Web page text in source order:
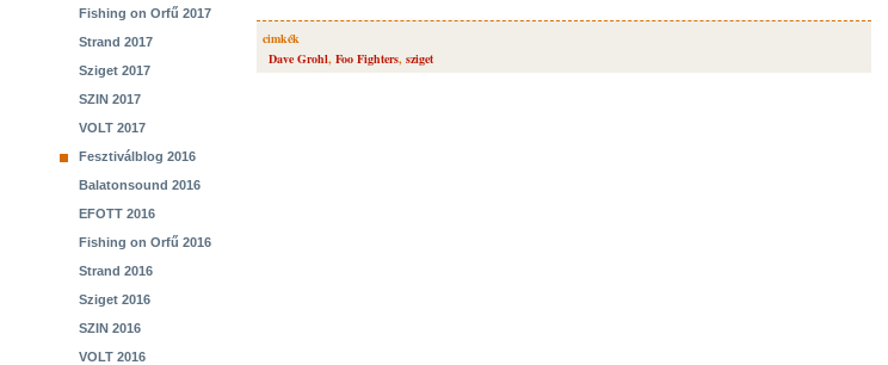
Fishing on Orfű 2017
Strand 2017
Sziget 2017
SZIN 2017
VOLT 2017
Fesztiválblog 2016
Balatonsound 2016
EFOTT 2016
Fishing on Orfű 2016
Strand 2016
Sziget 2016
SZIN 2016
VOLT 2016
cimkék
Dave Grohl, Foo Fighters, sziget